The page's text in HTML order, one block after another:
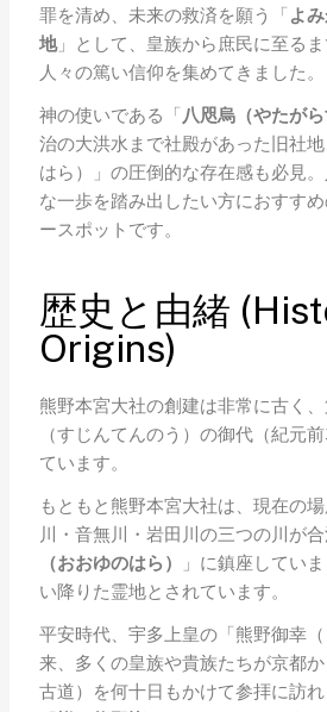
罪を清め、未来の救済を願う「よ
地」として、皇族から庶民に至る
人々の篤い信仰を集めてきました。
神の使いである「八咫烏（やたがら
治の大洪水まで社殿があった旧社
はら）」の圧倒的な存在感も必見
な一歩を踏み出したい方におすす
ースポットです。
歴史と由緒
Origins)
熊野本宮大社の創建は非常に古く
（すじんてんのう）の御代（紀元
ています。
もともと熊野本宮大社は、現在の
川・音無川・岩田川の三つの川が
（おおゆのはら）
」に鎮座してい
い降りた霊地とされています。
平安時代、宇多上皇の「熊野御幸
来、多くの皇族や貴族たちが京都
古道）を何十日もかけて参拝に訪